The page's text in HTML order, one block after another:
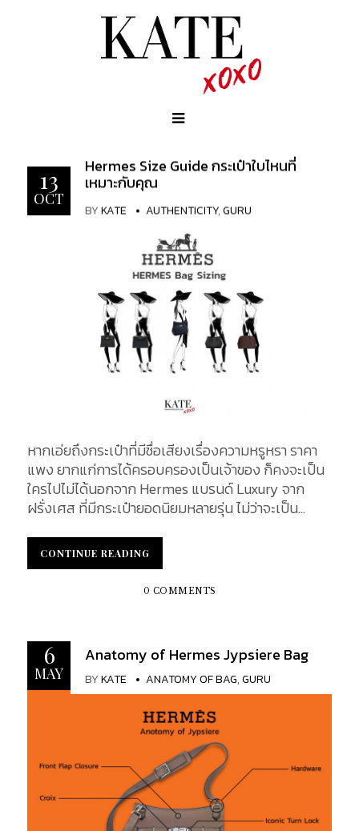
13
OCT
Hermes Size Guide กระเป๋าใบไหนที่
เหมาะกับคุณ
BYKATE AUTHENTICITY,GURU
หากเอ่ยถึงกระเป๋าที่มีชื่อเสียงเรื่องความหรูหรา ราคา
แพง ยากแก่การได้ครอบครองเป็นเจ้าของ ก็คงจะเป็น
ใครไปไม่ได้นอกจาก Hermes แบรนด์ Luxury จาก
ฝรั่งเศส ที่มีกระเป๋ายอดนิยมหลายรุ่น ไม่ว่าจะเป็น
เนเจอร์แล้ว Hermes เองก็ได้ดีไซน์กระเป๋าออกมาอีก
มากมาย แน่นอนว่าแต่ละใบย่อมมีขนาดที่แตกต่างกัน
ดังนั้นเราจึงได้รวบรวมเอากระเป๋าที่มีชื่อเสียงของ
?...
CONTINUE READING
CONTINUE READING
0 COMMENTS
6
MAY
Anatomy of Hermes Jypsiere Bag
BYKATE ANATOMY OF BAG,GURU